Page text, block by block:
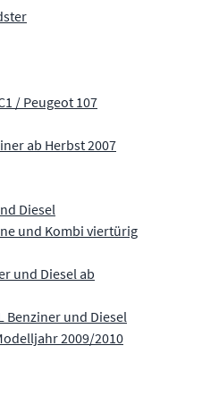
/ Peugeot 107
ab Herbst 2007
Diesel
und Kombi viertürig
und Diesel ab
Benziner und Diesel
2009/2010